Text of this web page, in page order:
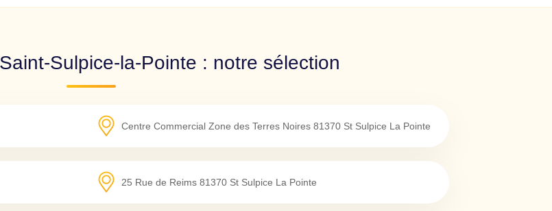
Sulpice-la-Pointe : notre sélection
Centre Commercial Zone des Terres Noires 81370 St Sulpice La Pointe
25 Rue de Reims 81370 St Sulpice La Pointe